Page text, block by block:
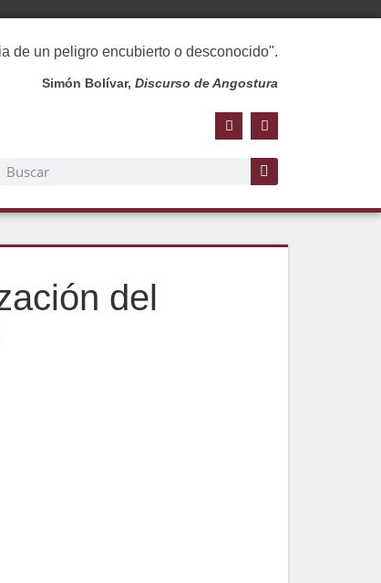
de un peligro encubierto o desconocido".
Simón Bolívar,Discurso de Angostura
del